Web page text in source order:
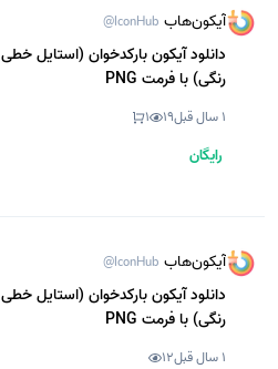
آیکون‌هاب @IconHub
دانلود آیکون بارکدخوان (استایل خطی
رنگی) با فرمت PNG
1 سال قبل 19
1
رایگان
آیکون‌هاب @IconHub
دانلود آیکون بارکدخوان (استایل خطی
رنگی) با فرمت PNG
1 سال قبل 12